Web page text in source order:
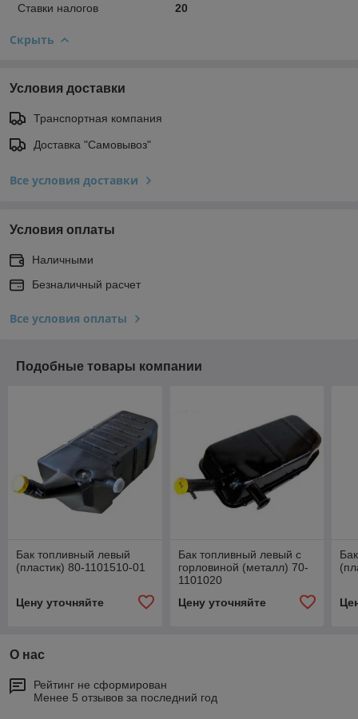
Ставки налогов
20
Скрыть
Условия доставки
Транспортная компания
Доставка "Самовывоз"
Все условия доставки
Условия оплаты
Наличными
Безналичный расчет
Все условия оплаты
Подобные товары компании
Бак топливный левый
(пластик) 80-1101510-01
Цену уточняйте
Бак топливный левый с
горловиной (металл) 70-
1101020
Цену уточняйте
О нас
Рейтинг не сформирован
Менее 5 отзывов за последний год